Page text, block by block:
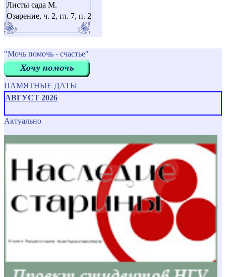
Листы сада М.
Озарение, ч. 2, гл. 7, п. 2
"Мочь помочь - счастье"
ПАМЯТНЫЕ ДАТЫ
АВГУСТ 2026
Актуально